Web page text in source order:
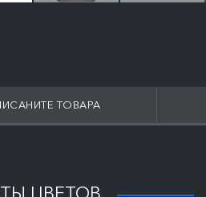
ТОВАРА